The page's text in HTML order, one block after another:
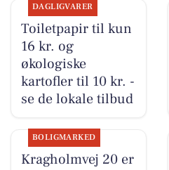
DAGLIGVARER
Toiletpapir til kun
16 kr. og
økologiske
kartofler til 10 kr. -
se de lokale tilbud
BOLIGMARKED
Kragholmvej 20 er